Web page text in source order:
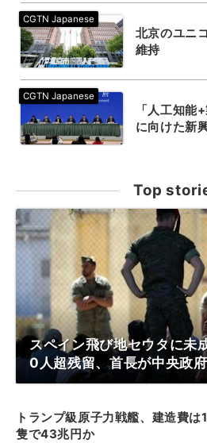
北京のユニ
維持
「人工知能
に向けた新
Top
スペイン飛び地セウタに未
0人超残留、首長が中央政
トランプ級原子力戦艦、建造費は
隻で43兆円か